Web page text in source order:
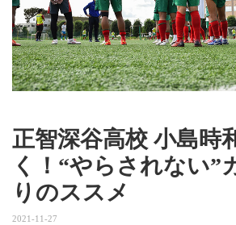
正智深谷高校 小島時
く！“やらされない”
りのススメ
2021-11-27